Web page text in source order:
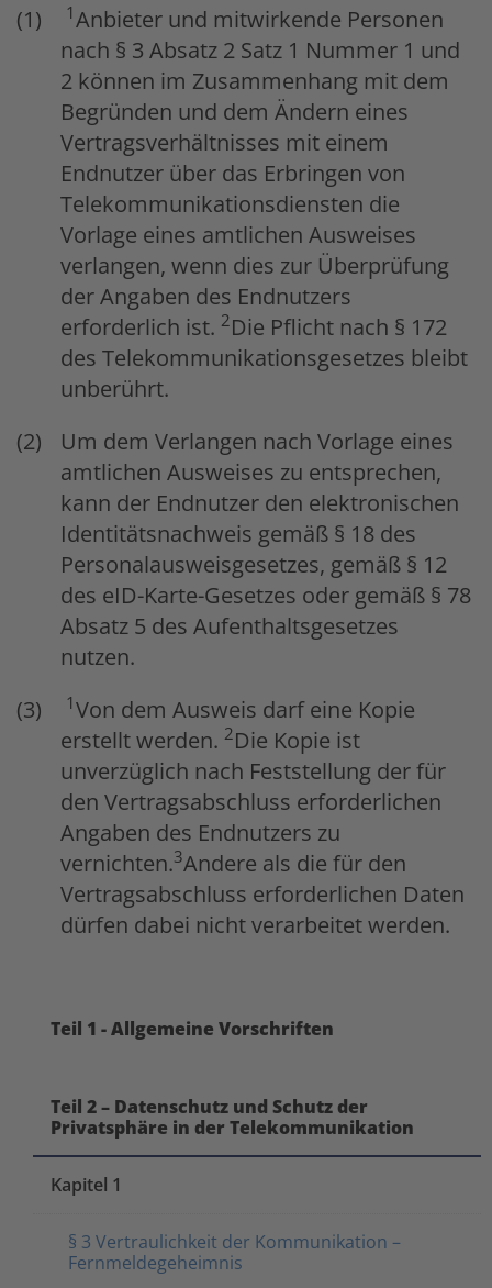
1 Anbieter und mitwirkende Personen
nach § 3 Absatz 2 Satz 1 Nummer 1 und
2 können im Zusammenhang mit dem
Begründen und dem Ändern eines
Vertragsverhältnisses mit einem
Endnutzer über das Erbringen von
Telekommunikationsdiensten die
Vorlage eines amtlichen Ausweises
verlangen, wenn dies zur Überprüfung
der Angaben des Endnutzers
erforderlich ist. 2Die Pflicht nach § 172
des Telekommunikationsgesetzes bleibt
unberührt.
Um dem Verlangen nach Vorlage eines
amtlichen Ausweises zu entsprechen,
kann der Endnutzer den elektronischen
Identitätsnachweis gemäß § 18 des
Personalausweisgesetzes, gemäß § 12
des eID-Karte-Gesetzes oder gemäß § 78
Absatz 5 des Aufenthaltsgesetzes
nutzen.
1 Von dem Ausweis darf eine Kopie
erstellt werden. 2Die Kopie ist
unverzüglich nach Feststellung der für
den Vertragsabschluss erforderlichen
Angaben des Endnutzers zu
vernichten.3Andere als die für den
Vertragsabschluss erforderlichen Daten
dürfen dabei nicht verarbeitet werden.
Teil 1 - Allgemeine Vorschriften
Teil 2 – Datenschutz und Schutz der
Privatsphäre in der Telekommunikation
Kapitel 1
§ 3 Vertraulichkeit der Kommunikation –
Fernmeldegeheimnis